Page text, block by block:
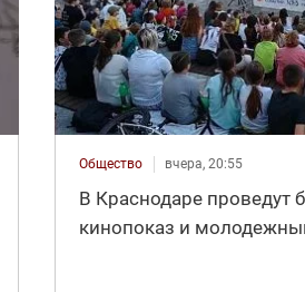
Общество вчера, 20:55
В Краснодаре проведут
кинопоказ и